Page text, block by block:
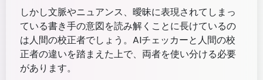
しかし文脈やニュアンス、曖昧に表現されてしまっ
ている書き手の意図を読み解くことに長けているの
は人間の校正者でしょう。AIチェッカーと人間の校
正者の違いを踏まえた上で、両者を使い分ける必要
があります。